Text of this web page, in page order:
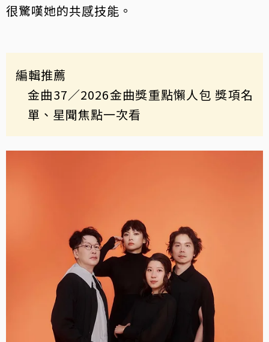
很驚嘆她的共感技能。
編輯推薦
金曲37／2026金曲獎重點懶人包 獎項名
單、星聞焦點一次看